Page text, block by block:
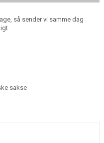
så sender vi samme dag
sakse